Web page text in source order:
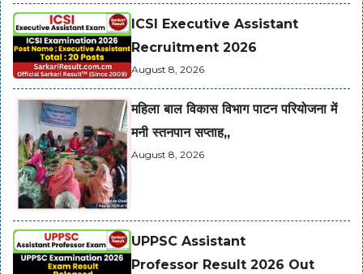
ICSI Executive Assistant
Recruitment 2026
August 8, 2026
महिला बाल विकास विभाग पाटन परियोजना में
मनी स्तनपान सप्ताह,,
August 8, 2026
UPPSC Assistant
Professor Result 2026 Out